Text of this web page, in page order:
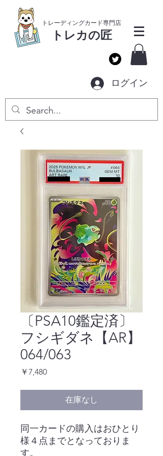
​トレーディングカー ド専門店
トレカの匠
ログイン
〔PSA10鑑定済〕
フシギダネ【AR】
064/063
￥7,480価
在庫なし
同一カードの購入はおひとり
様４点までとなっておりま
す。